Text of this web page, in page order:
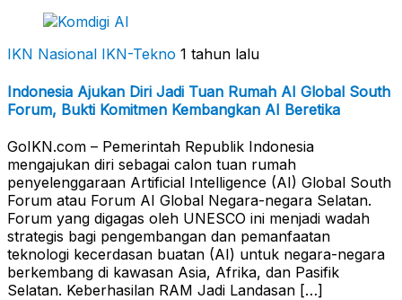
IKN Nasional IKN-Tekno 1 tahun lalu
Indonesia Ajukan Diri Jadi Tuan Rumah AI Global South
Forum, Bukti Komitmen Kembangkan AI Beretika
GoIKN.com – Pemerintah Republik Indonesia
mengajukan diri sebagai calon tuan rumah
penyelenggaraan Artificial Intelligence (AI) Global South
Forum atau Forum AI Global Negara-negara Selatan.
Forum yang digagas oleh UNESCO ini menjadi wadah
strategis bagi pengembangan dan pemanfaatan
teknologi kecerdasan buatan (AI) untuk negara-negara
berkembang di kawasan Asia, Afrika, dan Pasifik
Selatan. Keberhasilan RAM Jadi Landasan […]